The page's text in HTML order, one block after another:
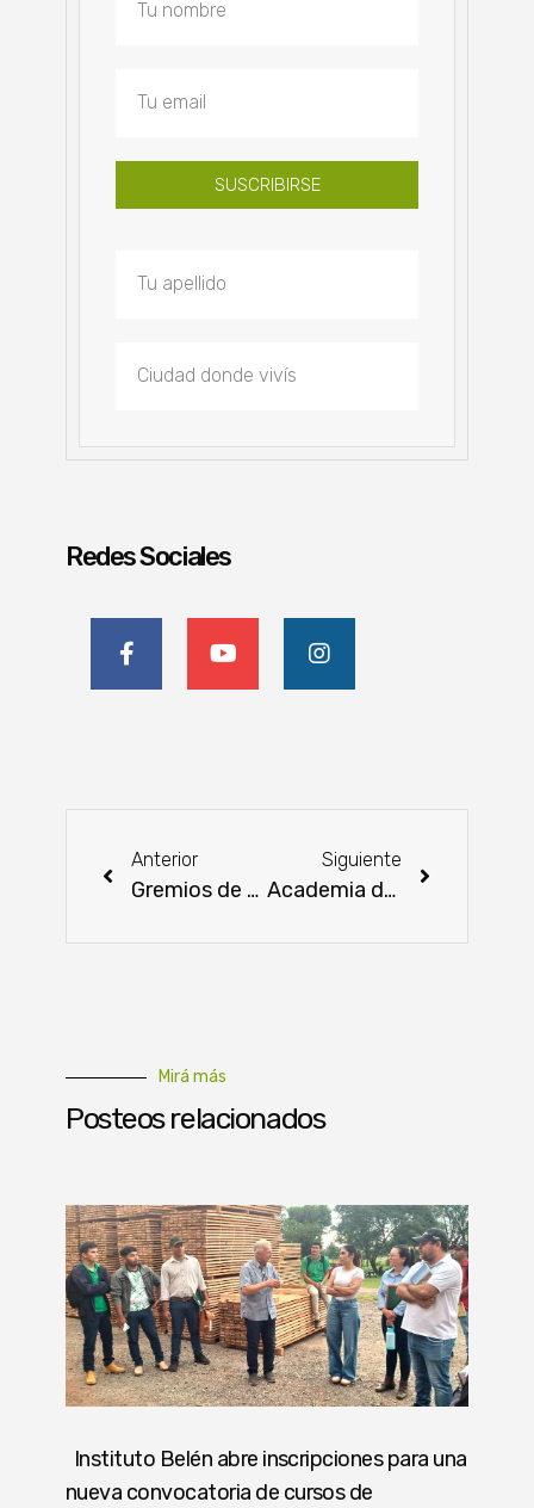
SUSCRIBIRSE
Redes Sociales
Anterior
Gremios de mipymes analizan estrategias con proyecciones hacia el futuro
Siguiente
Academia de Mujeres Emprendedoras (AWE) abre convocatoria para la edición 2024
Mirá más
Posteos relacionados
Instituto Belén abre inscripciones para una
nueva convocatoria de cursos de